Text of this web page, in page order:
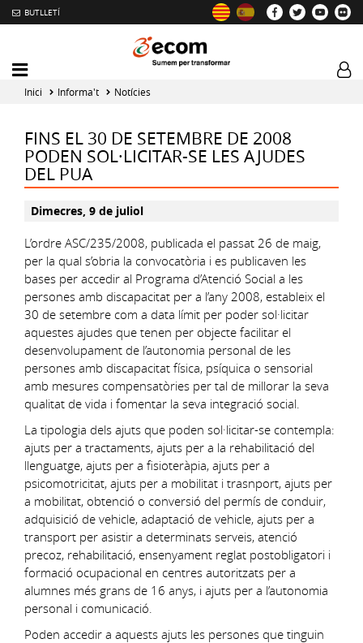
BUTLLETÍ
Mobile
menu
toggler
Inici Informa't Notícies
FINS EL 30 DE SETEMBRE DE 2008
PODEN SOL·LICITAR-SE LES AJUDES
DEL PUA
Dimecres, 9 de juliol
L’ordre ASC/235/2008, publicada el passat 26 de maig,
per la qual s’obria la convocatòria i es publicaven les
bases per accedir al Programa d’Atenció Social a les
persones amb discapacitat per a l’any 2008, estableix el
30 de setembre com a data límit per poder sol·licitar
aquestes ajudes que tenen per objecte facilitar el
desenvolupament de l’autonomia personal de les
persones amb discapacitat física, psíquica o sensorial
amb mesures compensatòries per tal de millorar la seva
qualitat de vida i fomentar la seva integració social.
La tipologia dels ajuts que poden sol·licitar-se contempla:
ajuts per a tractaments, ajuts per a la rehabilitació del
llenguatge, ajuts per a fisioteràpia, ajuts per a
psicomotricitat, ajuts per a mobilitat i trasnport, ajuts per
a mobilitat, obtenció o conversió del permís de conduir,
adquisició de vehicle, adaptació de vehicle, ajuts per a
transport per asistir a determinats serveis, atenció
precoz, rehabilitació, ensenyament reglat postobligatori i
formació ocupacional en centres autoritzats per a
alumnes més grans de 16 anys, i ajuts per a l’autonomia
personal i comunicació.
Poden accedir a aquests ajuts les persones que tinguin